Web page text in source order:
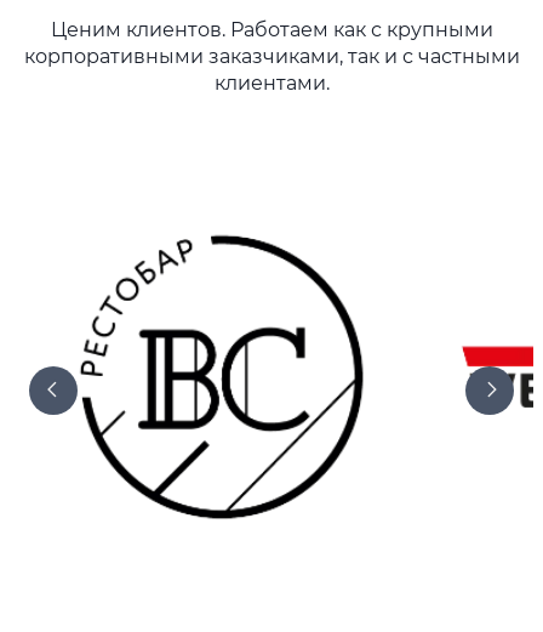
Ценим клиентов. Работаем как с крупными
корпоративными заказчиками, так и с частными
клиентами.